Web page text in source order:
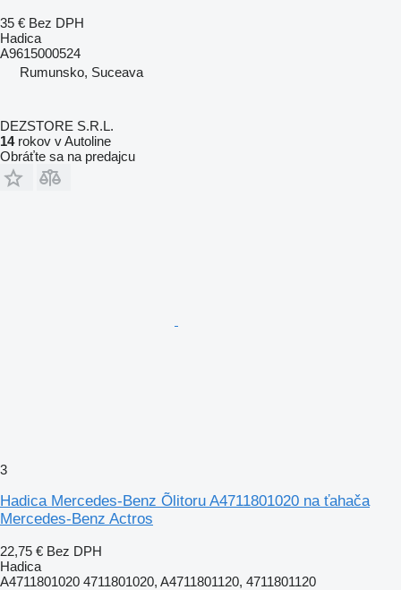
35 € Bez DPH
Hadica
A9615000524
Rumunsko, Suceava
DEZSTORE S.R.L.
14rokov v Autoline
Obráťte sa na predajcu
3
Hadica Mercedes-Benz Õlitoru A4711801020 na ťahača
Mercedes-Benz Actros
22,75 € Bez DPH
Hadica
A4711801020 4711801020, A4711801120, 4711801120